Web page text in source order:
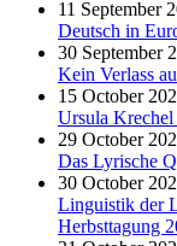
11 September
Deutsch in
30 September
Kein Verlass
15 October
Ursula Krechel
29 October
Das Lyrische
30 October
Linguistik der
Herbsttagung